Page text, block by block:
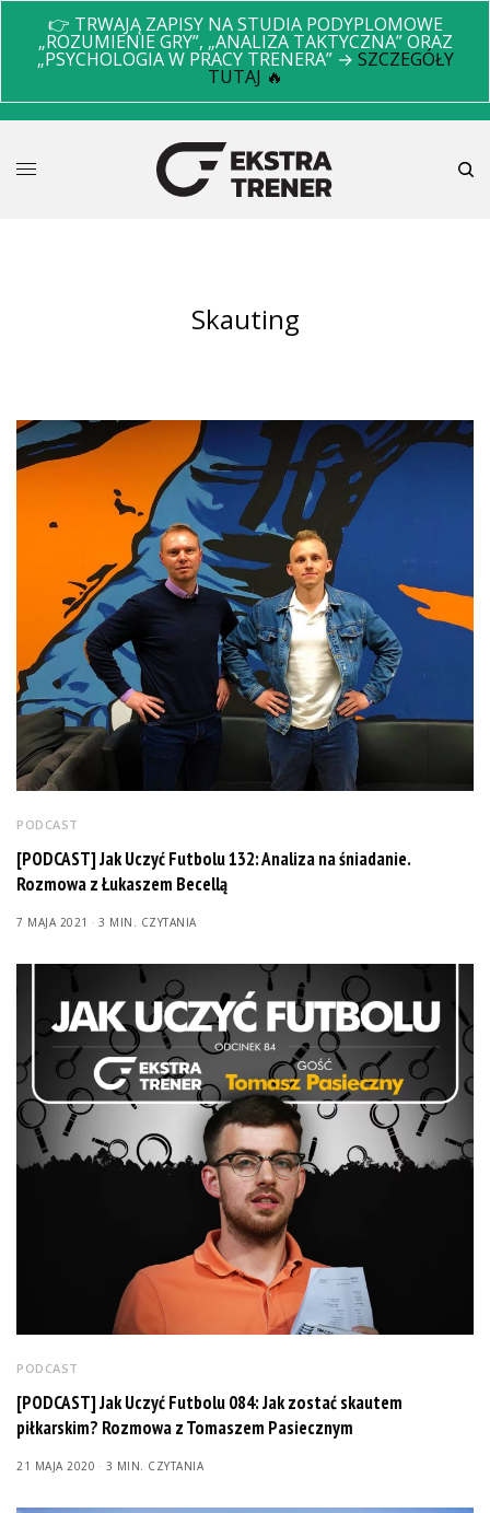
👉 TRWAJĄ ZAPISY NA STUDIA PODYPLOMOWE
„ROZUMIENIE GRY”, „ANALIZA TAKTYCZNA” ORAZ
„PSYCHOLOGIA W PRACY TRENERA” → SZCZEGÓŁY
TUTAJ 🔥
skauting
PODCAST
[PODCAST] Jak Uczyć Futbolu 132: Analiza na śniadanie.
Rozmowa z Łukaszem Becellą
7 MAJA 2021 3 MIN. CZYTANIA
PODCAST
[PODCAST] Jak Uczyć Futbolu 084: Jak zostać skautem
piłkarskim? Rozmowa z Tomaszem Pasiecznym
21 MAJA 2020 3 MIN. CZYTANIA